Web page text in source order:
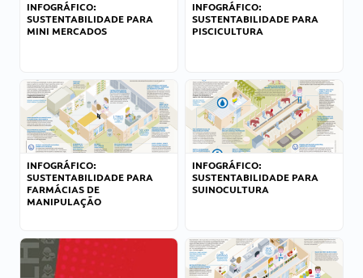
INFOGRÁFICO:
SUSTENTABILIDADE PARA
MINI MERCADOS
INFOGRÁFICO:
SUSTENTABILIDADE PARA
PISCICULTURA
INFOGRÁFICO:
SUSTENTABILIDADE PARA
FARMÁCIAS DE
MANIPULAÇÃO
INFOGRÁFICO:
SUSTENTABILIDADE PARA
SUINOCULTURA